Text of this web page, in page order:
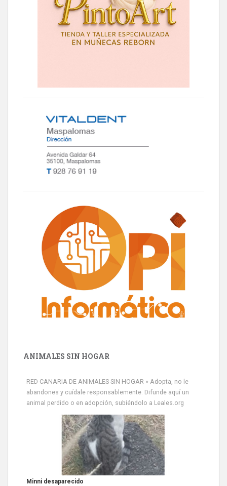
ANIMALES SIN HOGAR
RED CANARIA DE ANIMALES SIN HOGAR » Adopta, no le
abandones y cuídale responsablemente. Difunde aquí un
animal perdido o en adopción, subiéndolo a Leales.org
Minni desaparecido